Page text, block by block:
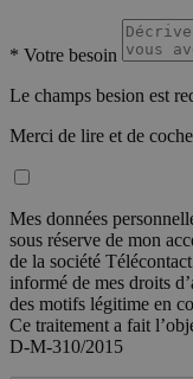
* Votre besoin
Le champs besion est
Merci de lire et de
Mes données
sous réserve de mon
de la société
informé de mes droits
des motifs légitime en
Ce traitement a fait
D-M-310/2015